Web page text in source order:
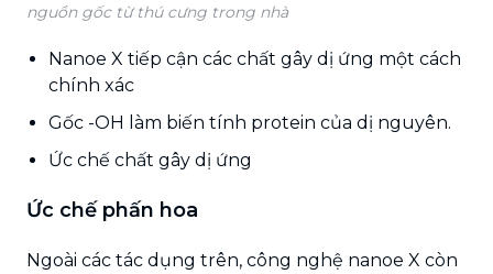
nguồn gốc từ thú cưng trong nhà
Nanoe X tiếp cận các chất gây dị ứng một cách
chính xác
Gốc -OH làm biến tính protein của dị nguyên.
Ức chế chất gây dị ứng
Ức chế phấn hoa
Ngoài các tác dụng trên, công nghệ nanoe X còn